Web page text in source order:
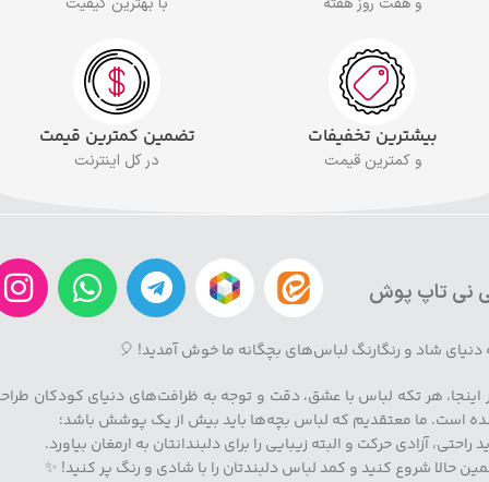
بیشترین تخفیفات
و کمترین قیمت
تضمین کمترین قیمت
در کل اینترنت
نی تاپ پوش
دنیای شاد و رنگارنگ لباس‌های بچگانه ما خوش آمدید! 🎈
اینجا، هر تکه لباس با عشق، دقت و توجه به ظرافت‌های دنیای کودکان
است. ما معتقدیم که لباس بچه‌ها باید بیش از یک پوشش باشد؛
راحتی، آزادی حرکت و البته زیبایی را برای دلبندانتان به ارمغان بیاورد.
حالا شروع کنید و کمد لباس دلبندتان را با شادی و رنگ پر کنید! ✨